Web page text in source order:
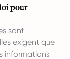
pour
sont
exigent que
informations